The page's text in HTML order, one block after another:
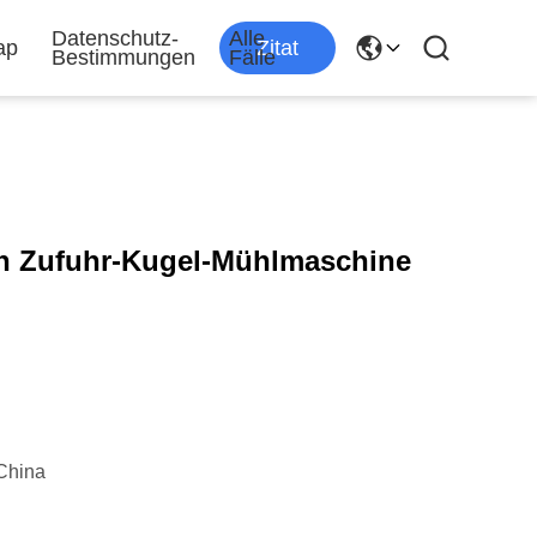
Datenschutz-
Bestimmungen
Alle
FälleZitat
Zufuhr-Kugel-Mühlmaschine